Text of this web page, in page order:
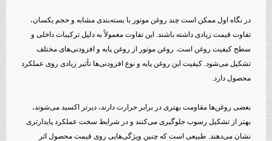
در نگاه اول ممکن است چند روغن موتور با بسته‌بندی مشابه و حجم یکسان،
تفاوت قیمت زیادی داشته باشند. این تفاوت معمولاً به دلیل ترکیبات داخلی و
سطح کیفیت روغن است. روغن موتور از روغن پایه و افزودنی‌های مختلف
تشکیل می‌شود. کیفیت این روغن پایه و نوع افزودنی‌ها تأثیر زیادی روی عملکرد
محصول دارد.
بعضی روغن‌ها مقاومت بهتری در برابر حرارت دارند، دیرتر اکسید می‌شوند،
بهتر از تشکیل رسوب جلوگیری می‌کنند و در شرایط سخت عملکرد پایدارتری
نشان می‌دهند. طبیعی است که چنین ویژگی‌هایی روی قیمت محصول اثر